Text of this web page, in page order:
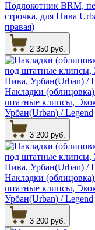
Подлокотник BRM,
строчка, для Нива
правая)
2 350 руб.
Накладки
штатные клипсы,
Урбан(Urban) / Legend
3 200 руб.
Накладки
штатные клипсы,
Урбан(Urban) / Legend
3 200 руб.